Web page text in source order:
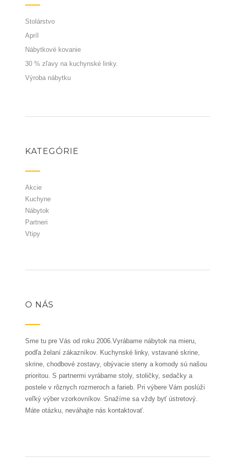
Stolárstvo
Apríl
Nábytkové kovanie
30 % zľavy na kuchynské linky.
Výroba nábytku
KATEGÓRIE
Akcie
Kuchyne
Nábytok
Partneri
Vtipy
O NÁS
Sme tu pre Vás od roku 2006.Vyrábame nábytok na mieru,
podľa želaní zákazníkov. Kuchynské linky, vstavané skrine,
skrine, chodbové zostavy, obývacie steny a komody sú našou
prioritou. S partnermi vyrábame stoly, stoličky, sedačky a
postele v rôznych rozmeroch a farieb. Pri výbere Vám poslúži
veľký výber vzorkovníkov. Snažíme sa vždy byť ústretový.
Máte otázku, neváhajte nás kontaktovať.